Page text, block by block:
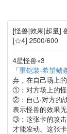
[怪兽|效果|超量]
[☆4] 2500/600
4星怪兽×3
「重铠装-希望鳍
弃，在自己场上
①：对方场上的怪
②：自己·对方的
表示怪兽的效果无
③：这张卡的攻
才能发动。这张